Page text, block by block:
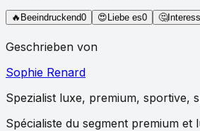
🔥 Beeindruckend0 😍Liebe es0 🤔
Geschrieben von
Sophie Renard
Spezialist luxe, premium, sportive,
Spécialiste du segment premium